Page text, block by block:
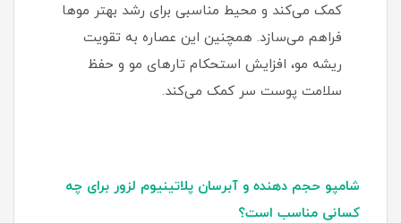
کمک می‌کند و محیط مناسبی برای رشد بهتر موها
فراهم می‌سازد. همچنین این عصاره به تقویت
ریشه مو، افزایش استحکام تارهای مو و حفظ
سلامت پوست سر کمک می‌کند.
شامپو حجم دهنده و آبرسان پلاتینیوم لزور برای چه
کسانی مناسب است؟